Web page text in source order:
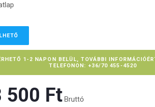
1-2 NAPON BELÜL, TOVÁBBI
TELEFONON: +36/70 455-4520
500 Ft‎ Bruttó